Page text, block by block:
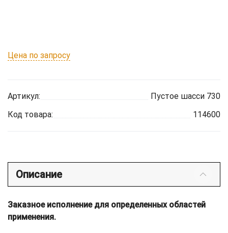
Цена по запросу
Артикул:
Пустое шасси 730
Код товара:
114600
Описание
Заказное исполнение для определенных областей
применения.